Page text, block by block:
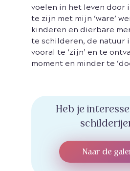
voelen in het leven door
te zijn met mijn ‘ware’
kinderen en dierbare
te schilderen, de natuur
vooral te ‘zijn’ en te
moment en minder te
Heb je
Naar de